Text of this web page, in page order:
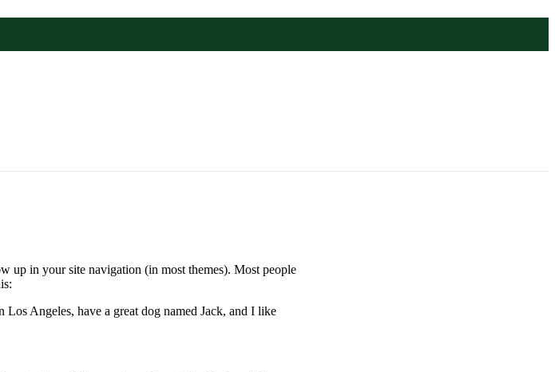
up in your site navigation (in most themes). Most people
Angeles, have a great dog named Jack, and I like